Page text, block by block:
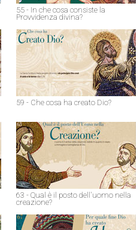
55 - In che cosa consiste la
Provvidenza divina?
59 - Che cosa ha creato Dio?
63 - Qual è il posto dell'uomo nella
creazione?